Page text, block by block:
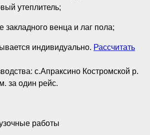
утеплитель;
закладного венца и лаг пола;
индивидуально. Рассчитать
с.Апраксино Костромской р.
за один рейс.
работы